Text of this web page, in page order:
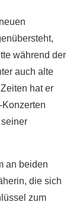
während der
auch alte
hat er
an beiden
die sich
zum